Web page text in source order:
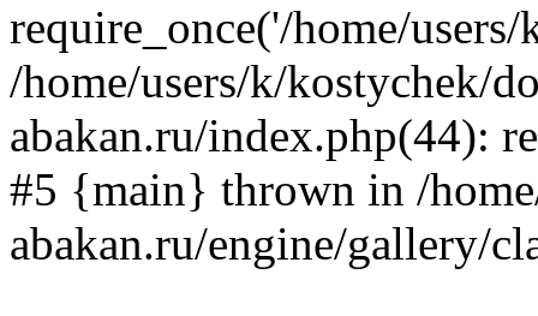
require_once('/home/
/home/users/k/kostychek/
abakan.ru/index.php(44):
#5 {main} thrown in /
abakan.ru/engine/gallery/